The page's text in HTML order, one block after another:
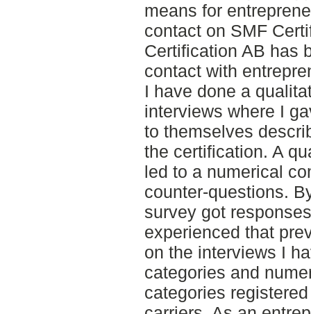
means for
contact on SMF
Certification AB has
contact with
I have done a
interviews where I
to themselves
the certification. A
led to a numerical
counter-questions.
survey got
experienced that
on the interviews I
categories and
categories